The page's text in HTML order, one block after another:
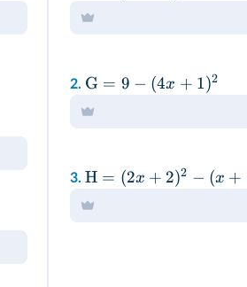
2. G = 9 − (4x + 1)2
3. H = (2x + 2)2 − (x +